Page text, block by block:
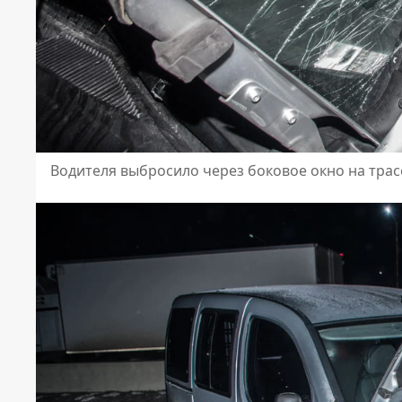
Водителя выбросило через боковое окно на